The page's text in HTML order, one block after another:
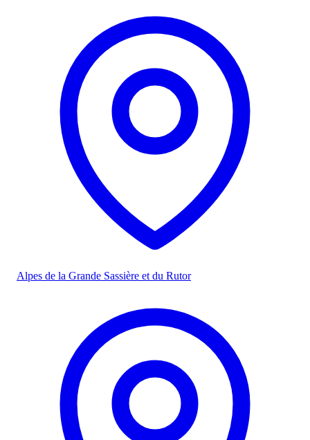
Alpes de la Grande Sassière et du Rutor